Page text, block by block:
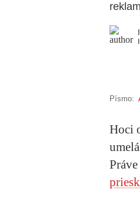
Písmo:
Hoci